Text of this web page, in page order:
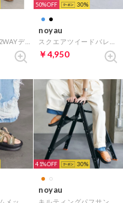
50% 30
noyau
￥4,950
41% 30
noyau